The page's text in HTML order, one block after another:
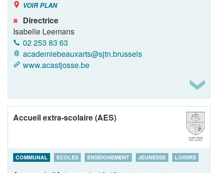
VOIR PLAN
Directrice
Isabelle Leemans
02 253 83 63
academiebeauxarts@sjtn.brussels
www.acastjosse.be
Accueil extra-scolaire (AES)
COMMUNAL ECOLES ENSEIGNEMENT JEUNESSE LOISIRS